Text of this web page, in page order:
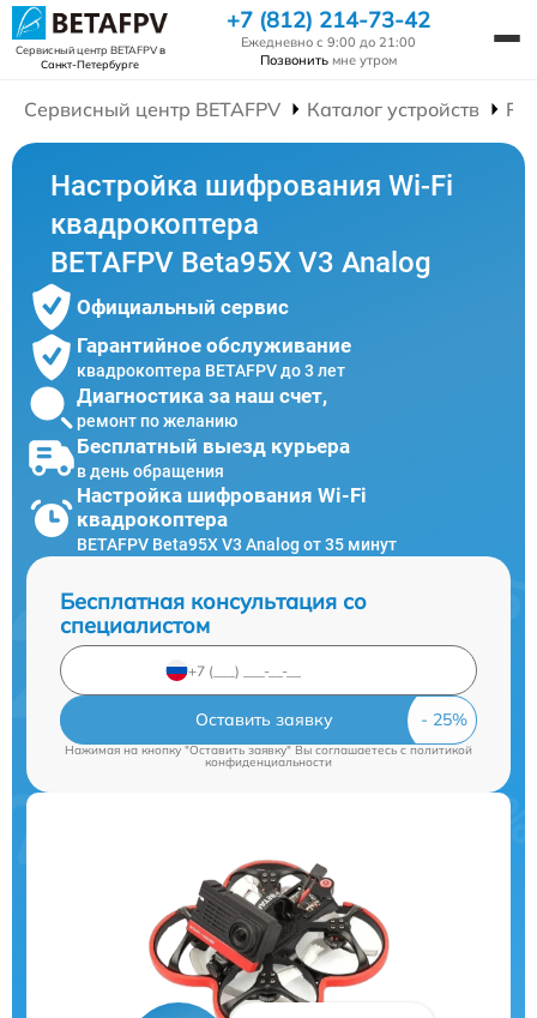
Сервисный центр BETAFPVв
Санкт-Петербурге
+7 (812) 214-73-42
Ежедневно с 9:00 до 21:00
Позвонить мне утром
Сервисный центр BETAFPV Каталог устройств
Настройка шифрования Wi-Fi
квадрокоптера
BETAFPV Beta95X V3 Analog
Официальный сервис
Гарантийное обслуживание
квадрокоптера BETAFPV до 3 лет
Диагностика за наш счет,
ремонт по желанию
Бесплатный выезд курьера
в день обращения
Настройка шифрования Wi-Fi
квадрокоптера
BETAFPV Beta95X V3 Analog от 35 минут
Бесплатная консультация со
специалистом
Оставить заявку
Нажимая на кнопку "Оставить заявку" Вы соглашаетесь c политикой
конфиденциальности